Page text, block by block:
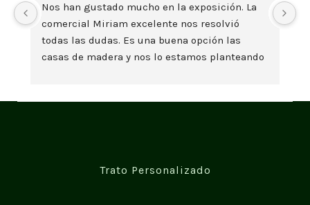
Nos han gustado mucho en la exposición. La
comercial Miriam excelente nos resolvió
todas las dudas. Es una buena opción las
casas de madera y nos lo estamos planteando
Trato Personalizado